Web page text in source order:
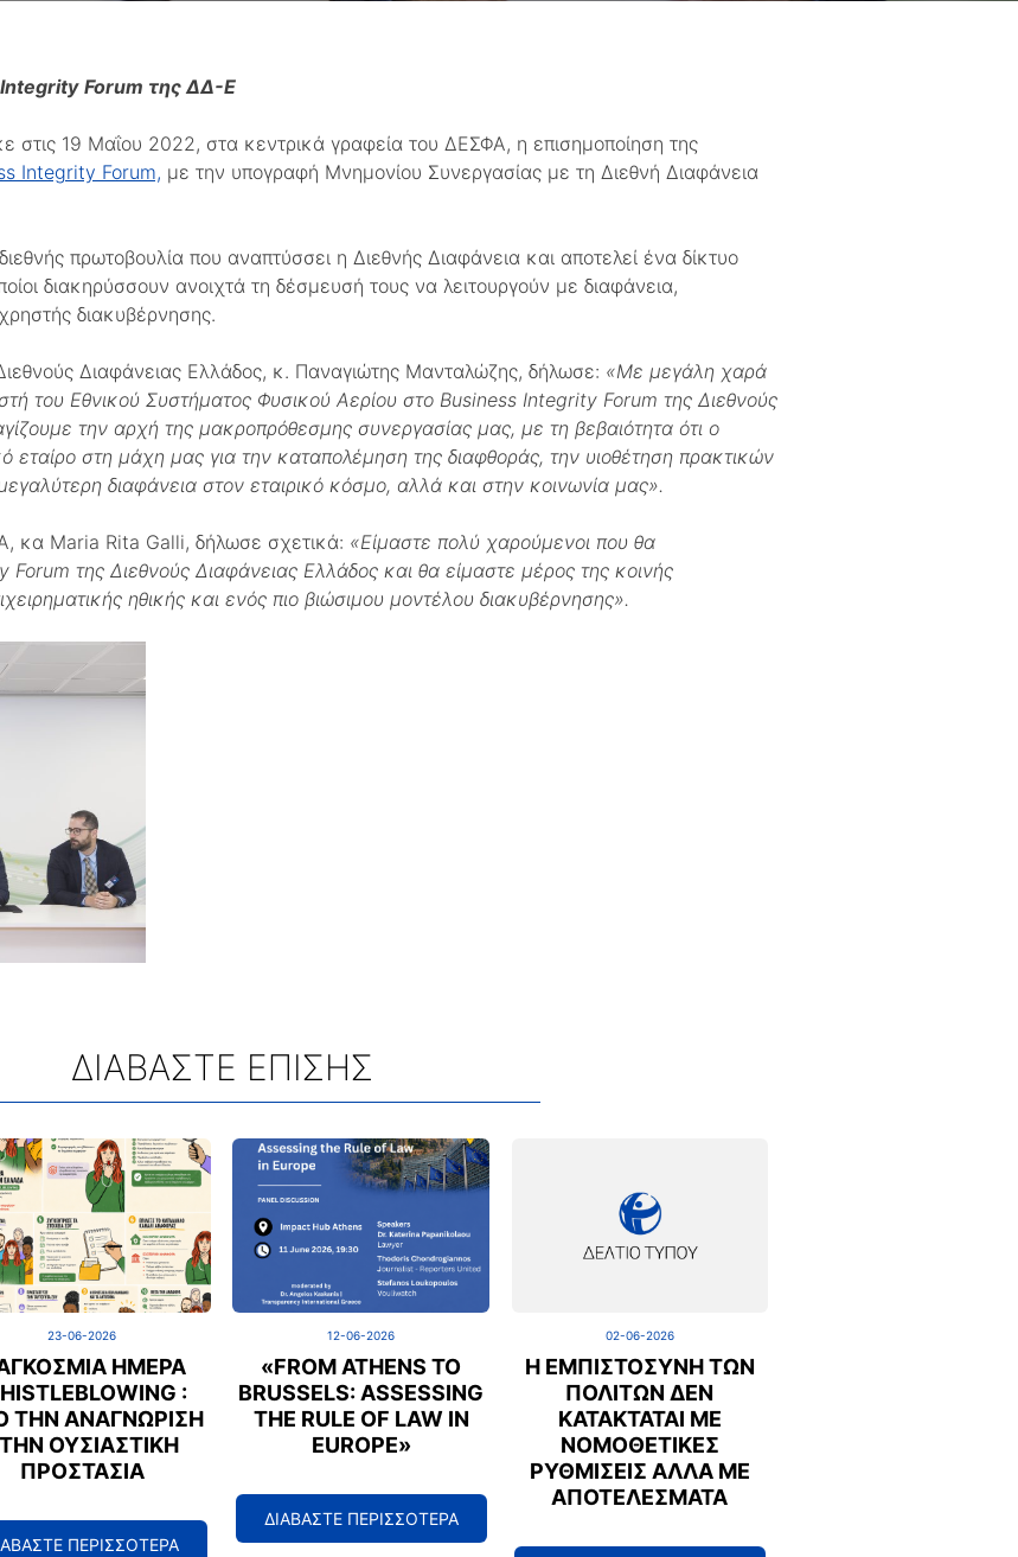
Integrity Forum της ΔΔ-Ε
στις 19 Μαΐου 2022, στα κεντρικά γραφεία του ΔΕΣΦΑ, η επισημοποίηση της
Integrity Forum, με την υπογραφή Μνημονίου Συνεργασίας με τη Διεθνή Διαφάνεια
πρωτοβουλία που αναπτύσσει η Διεθνής Διαφάνεια και αποτελεί ένα δίκτυο
διακηρύσσουν ανοιχτά τη δέσμευσή τους να λειτουργούν με διαφάνεια,
διακυβέρνησης.
Διαφάνειας Ελλάδος, κ. Παναγιώτης Μανταλώζης, δήλωσε: «Με μεγάλη χαρά
του Εθνικού Συστήματος Φυσικού Αερίου στο Business Integrity Forum της Διεθνούς
την αρχή της μακροπρόθεσμης συνεργασίας μας, με τη βεβαιότητα ότι ο
εταίρο στη μάχη μας για την καταπολέμηση της διαφθοράς, την υιοθέτηση πρακτικών
διαφάνεια στον εταιρικό κόσμο, αλλά και στην κοινωνία μας».
κα Maria Rita Galli, δήλωσε σχετικά: «Είμαστε πολύ χαρούμενοι που θα
Forum της Διεθνούς Διαφάνειας Ελλάδος και θα είμαστε μέρος της κοινής
ηθικής και ενός πιο βιώσιμου μοντέλου διακυβέρνησης».
ΔΙΑΒΑΣΤΕ ΕΠΙΣΗΣ
23-06-2026
ΗΜΈΡΑ
:
ΤΗΝ ΑΝΑΓΝΏΡΙΣΗ
ΟΥΣΙΑΣΤΙΚΉ
ΠΡΟΣΤΑΣΊΑ
ΠΕΡΙΣΣΟΤΕΡΑ
12-06-2026
«FROM ATHENS TO
BRUSSELS: ASSESSING
THE RULE OF LAW IN
EUROPE»
ΔΙΑΒΑΣΤΕ ΠΕΡΙΣΣΟΤΕΡΑ
02-06-2026
Η ΕΜΠΙΣΤΟΣΎΝΗ ΤΩΝ
ΠΟΛΙΤΏΝ ΔΕΝ
ΚΑΤΑΚΤΆΤΑΙ ΜΕ
ΝΟΜΟΘΕΤΙΚΈΣ
ΡΥΘΜΊΣΕΙΣ ΑΛΛΆ ΜΕ
ΑΠΟΤΕΛΈΣΜΑΤΑ